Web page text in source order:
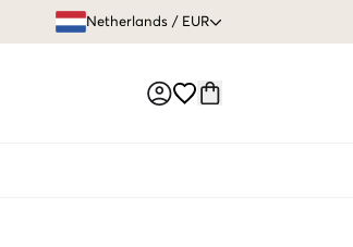
Netherlands / EUR